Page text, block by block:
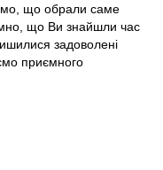
що обрали саме
що Ви знайшли час
задоволені
приємного